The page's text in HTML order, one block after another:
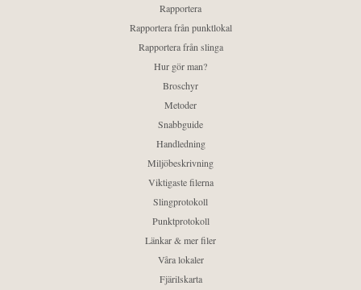
Rapportera
Rapportera från punktlokal
Rapportera från slinga
Hur gör man?
Broschyr
Metoder
Snabbguide
Handledning
Miljöbeskrivning
Viktigaste filerna
Slingprotokoll
Punktprotokoll
Länkar & mer filer
Våra lokaler
Fjärilskarta